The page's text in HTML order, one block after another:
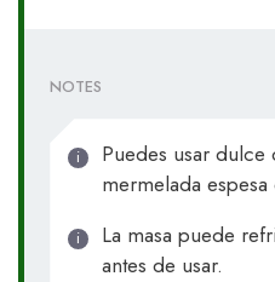
NOTES
Puedes usar
mermelada
La masa puede
antes de usar.